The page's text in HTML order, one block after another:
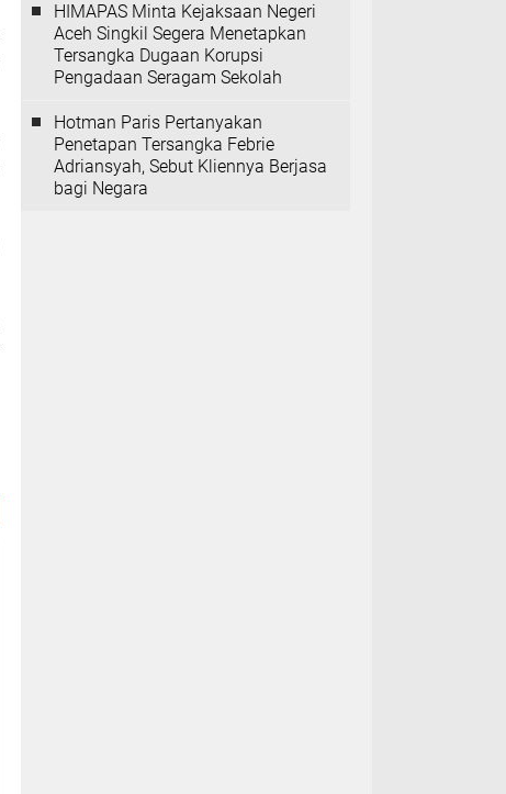
HIMAPAS Minta Kejaksaan Negeri
Aceh Singkil Segera Menetapkan
Tersangka Dugaan Korupsi
Pengadaan Seragam Sekolah
Hotman Paris Pertanyakan
Penetapan Tersangka Febrie
Adriansyah, Sebut Kliennya Berjasa
bagi Negara